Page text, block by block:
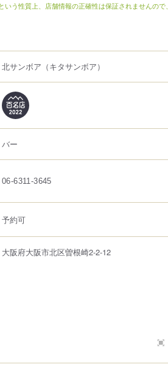
いう性質上、店舗情報の正確性は保証されませんので
北サンボア （キタサンボア）
バー
06-6311-3645
予約可
大阪府大阪市北区曽根崎2-2-12